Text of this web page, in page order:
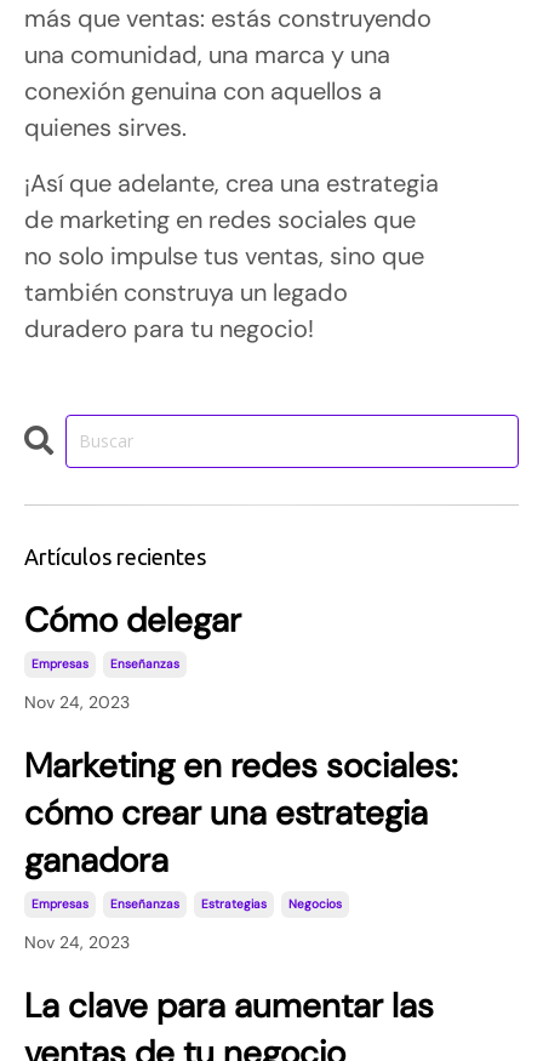
más que ventas: estás construyendo
una comunidad, una marca y una
conexión genuina con aquellos a
quienes sirves.
¡Así que adelante, crea una estrategia
de marketing en redes sociales que
no solo impulse tus ventas, sino que
también construya un legado
duradero para tu negocio!
Artículos recientes
Cómo delegar
Empresas Enseñanzas
Nov 24, 2023
Marketing en redes sociales:
cómo crear una estrategia
ganadora
Empresas Enseñanzas Estrategias Negocios
Nov 24, 2023
La clave para aumentar las